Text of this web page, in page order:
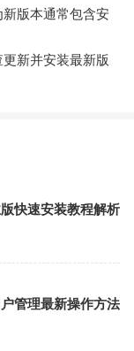
版本通常包含安
新并安装最新版
快速安装教程解析
管理最新操作方法